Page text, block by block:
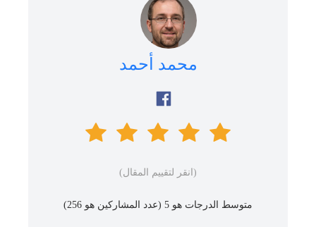
محمد أحمد
(انقر لتقييم المقال)
متوسط ​​الدرجات هو 5 (عدد المشاركين هو 256
)